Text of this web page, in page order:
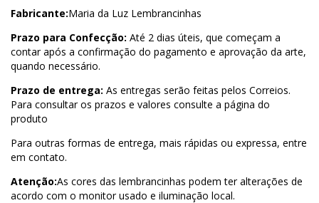
Fabricante:Maria da Luz Lembrancinhas
Prazo para Confecção: Até 2 dias úteis, que começam a
contar após a confirmação do pagamento e aprovação da arte,
quando necessário.
Prazo de entrega: As entregas serão feitas pelos Correios.
Para consultar os prazos e valores consulte a página do
produto
Para outras formas de entrega, mais rápidas ou expressa, entre
em contato.
Atenção:As cores das lembrancinhas podem ter alterações de
acordo com o monitor usado e iluminação local.